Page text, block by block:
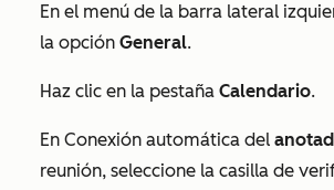
En el menú de la barra lateral
la opción General.
Haz clic en la pestaña Calendario.
En Conexión automática del
reunión, seleccione la casilla de